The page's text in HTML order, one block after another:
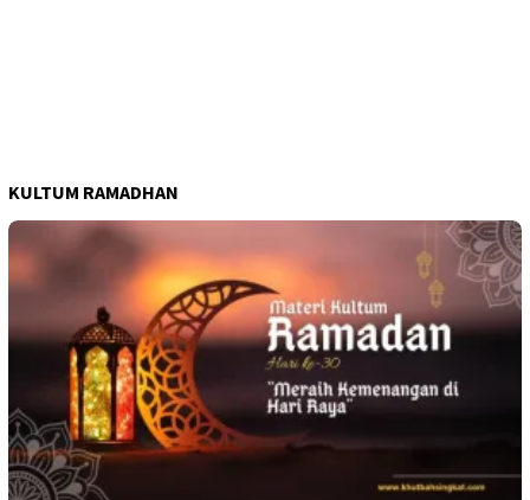
KULTUM RAMADHAN